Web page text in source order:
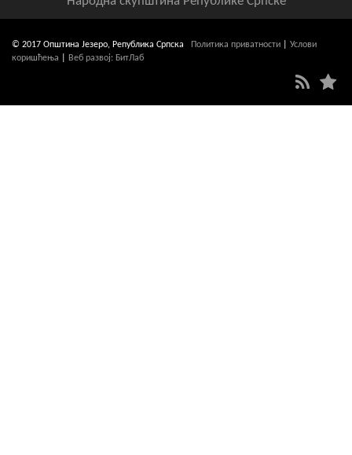
© 2017 Општина Језеро, Република Српска Политика приватности
Услови
коришћења
Веб развој: БитЛаб